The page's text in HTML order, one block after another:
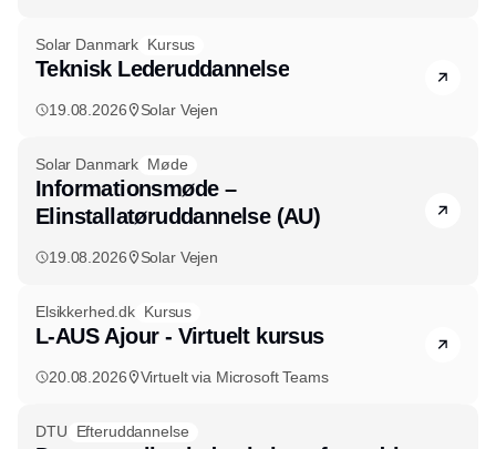
Solar Danmark Kursus
Teknisk Lederuddannelse
19.08.2026 Solar Vejen
Solar Danmark Møde
Informationsmøde –
Elinstallatøruddannelse (AU)
19.08.2026 Solar Vejen
Elsikkerhed.dk Kursus
L-AUS Ajour - Virtuelt kursus
20.08.2026 Virtuelt via Microsoft Teams
DTU Efteruddannelse